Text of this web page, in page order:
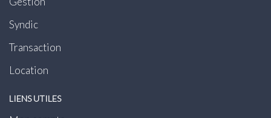
Syndic
Transaction
Location
LIENS UTILES